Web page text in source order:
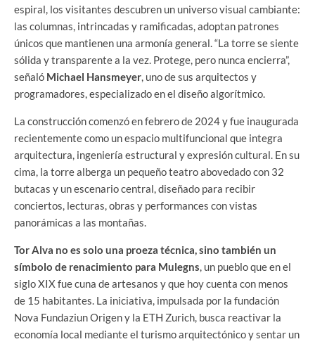
espiral, los visitantes descubren un universo visual cambiante:
las columnas, intrincadas y ramificadas, adoptan patrones
únicos que mantienen una armonía general. “La torre se siente
sólida y transparente a la vez. Protege, pero nunca encierra”,
señaló Michael Hansmeyer, uno de sus arquitectos y
programadores, especializado en el diseño algorítmico.
La construcción comenzó en febrero de 2024 y fue inaugurada
recientemente como un espacio multifuncional que integra
arquitectura, ingeniería estructural y expresión cultural. En su
cima, la torre alberga un pequeño teatro abovedado con 32
butacas y un escenario central, diseñado para recibir
conciertos, lecturas, obras y performances con vistas
panorámicas a las montañas.
Tor Alva no es solo una proeza técnica, sino también un
símbolo de renacimiento para Mulegns, un pueblo que en el
siglo XIX fue cuna de artesanos y que hoy cuenta con menos
de 15 habitantes. La iniciativa, impulsada por la fundación
Nova Fundaziun Origen y la ETH Zurich, busca reactivar la
economía local mediante el turismo arquitectónico y sentar un